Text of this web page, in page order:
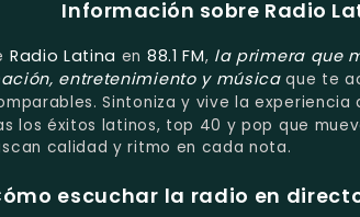
Información sobre Radio
Radio Latina en 88.1 FM, la primera que
entretenimiento y músicaque te
Sintoniza y vive la experiencia
los éxitos latinos, top 40 y pop que
calidad y ritmo en cada nota.
escuchar la radio en